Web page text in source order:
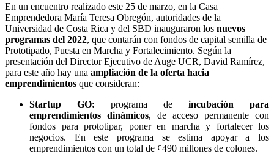
En un encuentro realizado este 25 de marzo, en la Casa
Emprendedora María Teresa Obregón, autoridades de la
Universidad de Costa Rica y del SBD inauguraron los nuevos
programas del 2022, que contarán con fondos de capital semilla de
Prototipado, Puesta en Marcha y Fortalecimiento. Según la
presentación del Director Ejecutivo de Auge UCR, David Ramírez,
para este año hay una ampliación de la oferta hacia
emprendimientos que consideran:
Startup GO: programa de incubación para
emprendimientos dinámicos, de acceso permanente con
fondos para prototipar, poner en marcha y fortalecer los
negocios. En este programa se estima apoyar a los
emprendimientos con un total de ¢490 millones de colones.